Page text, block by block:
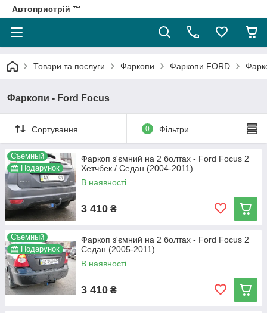
Автопристрій ™
Товари та послуги Фаркопи Фаркопи FORD
Фаркопи - Ford Focus
Сортування 0 Фільтри
Съемный
Подарунок
Фаркоп з'ємний на 2 болтах - Ford Focus 2
Хетчбек / Седан (2004-2011)
В наявності
3 410 ₴
Съемный
Подарунок
Фаркоп з'ємний на 2 болтах - Ford Focus 2
Седан (2005-2011)
В наявності
3 410 ₴